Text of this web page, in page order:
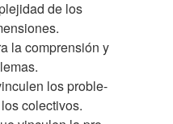
de los
la comprensión y
los proble-
colectivos.